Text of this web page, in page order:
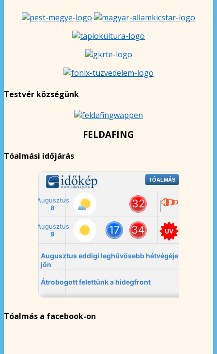
Testvér községünk
FELDAFING
Tóalmási időjárás
Tóalmás a facebook-on